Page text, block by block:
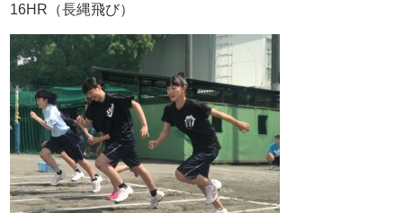
16HR（長縄飛び）